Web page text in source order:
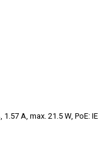
A, max. 21.5 W, PoE: